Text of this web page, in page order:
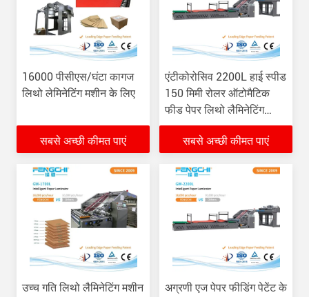
16000 पीसीएस/घंटा कागज
लिथो लेमिनेटिंग मशीन के लिए
सबसे अच्छी कीमत पाएं
एंटीकोरोसिव 2200L हाई स्पीड
150 मिमी रोलर ऑटोमैटिक
फीड पेपर लिथो लैमिनेटिंग
मशीन
सबसे अच्छी कीमत पाएं
उच्च गति लिथो लैमिनेटिंग मशीन
अग्रणी एज पेपर फीडिंग पेटेंट के